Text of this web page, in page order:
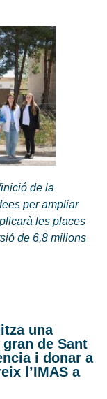
de la
per ampliar
les places
de 6,8 milions
una
de Sant
i donar a
l’IMAS a